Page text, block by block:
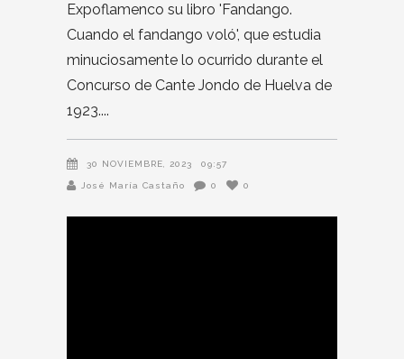
Expoflamenco su libro 'Fandango.
Cuando el fandango voló', que estudia
minuciosamente lo ocurrido durante el
Concurso de Cante Jondo de Huelva de
1923.
30 NOVIEMBRE, 2023 09:57
José María Castaño 0 0